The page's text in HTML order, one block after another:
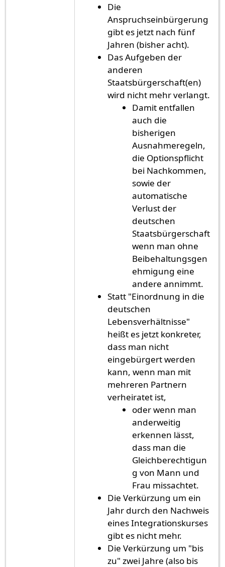
Die
Anspruchseinbürgerung
gibt es jetzt nach fünf
Jahren (bisher acht).
Das Aufgeben der
anderen
Staatsbürgerschaft(en)
wird nicht mehr verlangt.
Damit entfallen
auch die
bisherigen
Ausnahmeregeln,
die Optionspflicht
bei Nachkommen,
sowie der
automatische
Verlust der
deutschen
Staatsbürgerschaft
wenn man ohne
Beibehaltungsgen
ehmigung eine
andere annimmt.
Statt "Einordnung in die
deutschen
Lebensverhältnisse"
heißt es jetzt konkreter,
dass man nicht
eingebürgert werden
kann, wenn man mit
mehreren Partnern
verheiratet ist,
oder wenn man
anderweitig
erkennen lässt,
dass man die
Gleichberechtigun
g von Mann und
Frau missachtet.
Die Verkürzung um ein
Jahr durch den Nachweis
eines Integrationskurses
gibt es nicht mehr.
Die Verkürzung um "bis
zu" zwei Jahre (also bis